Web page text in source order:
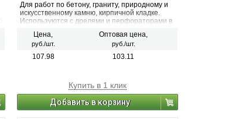
Для работ по бетону, граниту, природному и
искусственному камню, кирпичной кладке.
Используются с дрелями и перфораторами в
Цена,
руб./шт.
Оптовая цена,
руб./шт.
107.98 103.11
Купить в 1 клик
Добавить в корзину